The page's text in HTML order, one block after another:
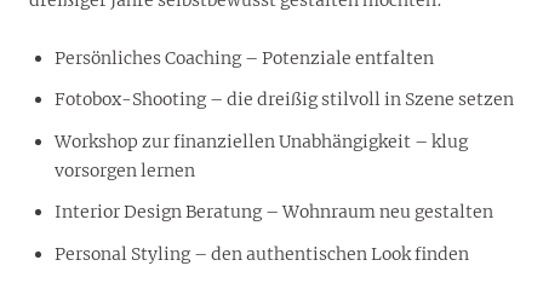
Persönliches Coaching – Potenziale entfalten
Fotobox-Shooting – die dreißig stilvoll in Szene setzen
Workshop zur finanziellen Unabhängigkeit – klug
vorsorgen lernen
Interior Design Beratung – Wohnraum neu gestalten
Personal Styling – den authentischen Look finden